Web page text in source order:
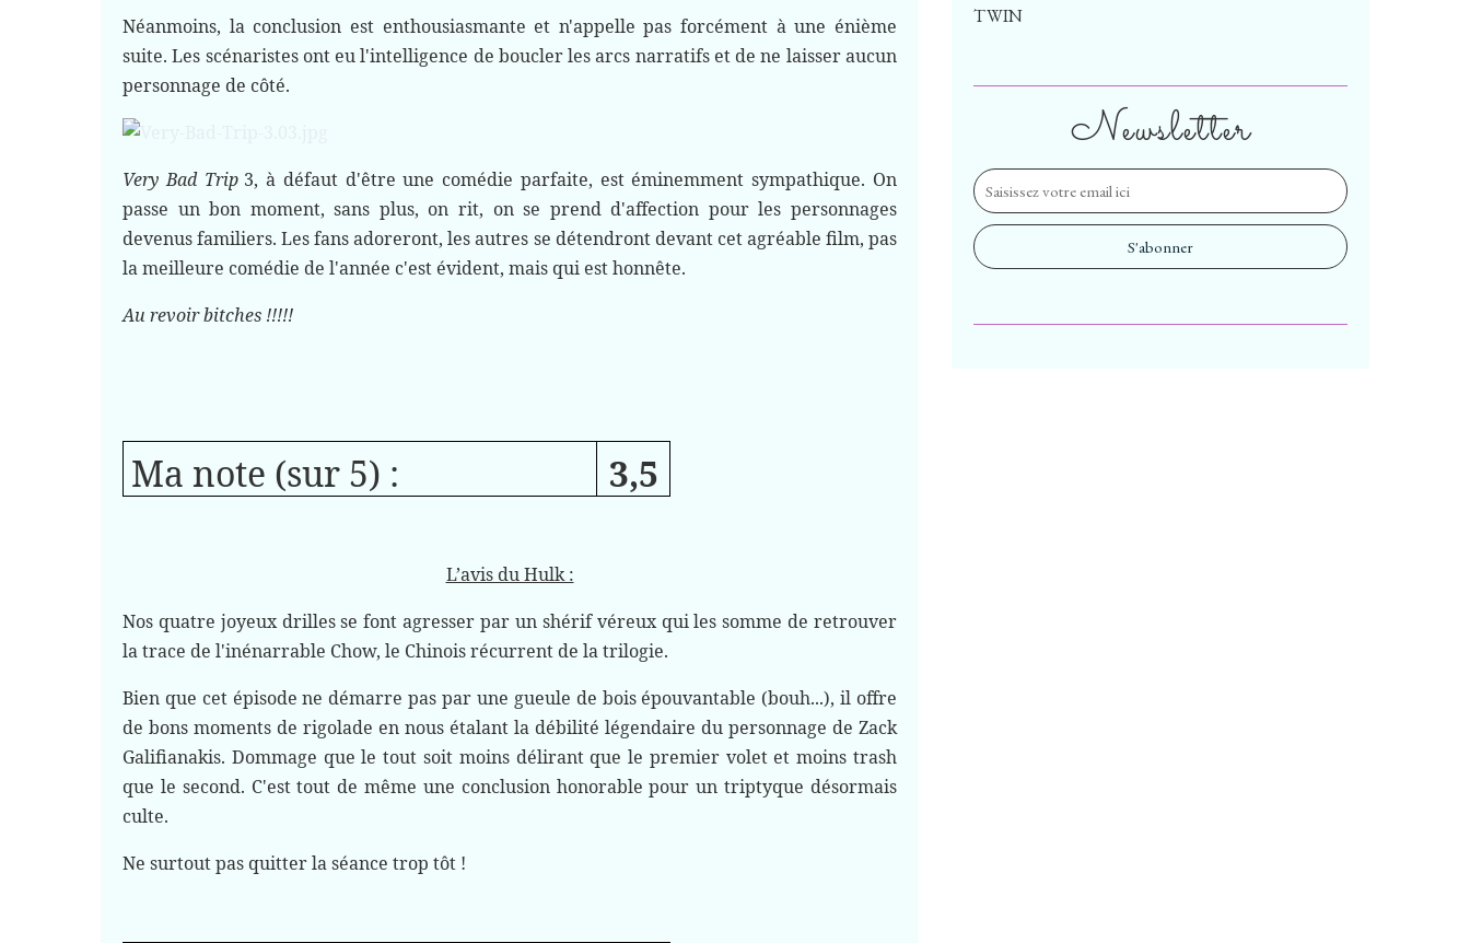
Néanmoins, la conclusion est enthousiasmante et n'appelle pas forcément à une énième
suite. Les scénaristes ont eu l'intelligence de boucler les arcs narratifs et de ne laisser aucun
personnage de côté.
Very Bad Trip 3, à défaut d'être une comédie parfaite, est éminemment sympathique. On
passe un bon moment, sans plus, on rit, on se prend d'affection pour les personnages
devenus familiers. Les fans adoreront, les autres se détendront devant cet agréable film, pas
la meilleure comédie de l'année c'est évident, mais qui est honnête.
Au revoir bitches !!!!!
Ma note (sur 5) : 3,5
L’avis du Hulk :
Nos quatre joyeux drilles se font agresser par un shérif véreux qui les somme de retrouver
la trace de l'inénarrable Chow, le Chinois récurrent de la trilogie.
Bien que cet épisode ne démarre pas par une gueule de bois épouvantable (bouh...), il offre
de bons moments de rigolade en nous étalant la débilité légendaire du personnage de Zack
Galifianakis. Dommage que le tout soit moins délirant que le premier volet et moins trash
que le second. C'est tout de même une conclusion honorable pour un triptyque désormais
culte.
Ne surtout pas quitter la séance trop tôt !
Newsletter
TWIN